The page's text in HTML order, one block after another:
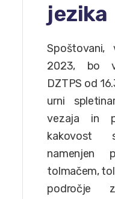
jezika
2023, bo
DZTPS od
urni
vezaja in
kakovost
namenjen
tolmačem,
področje